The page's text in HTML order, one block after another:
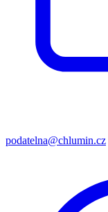
podatelna@chlumin.cz